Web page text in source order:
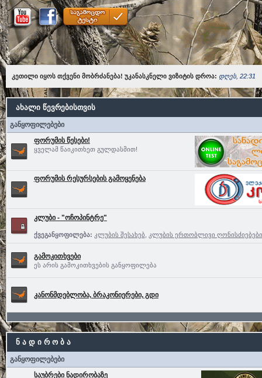
კეთილი იყოს თქვენი მობრძანება! უკანასკნელი ვიზიტის დროა: დღეს, 22:31
ახალი წევრებისთვის
განყოფილებები
ფორუმის წესები!
ყველამ წაიკითხეთ გულდასმით!
ფორუმის რესურსების გამოყენება
კლუბი - "ოჩოპინტრე"
ქვეგანყოფილება: კლუბის შესახებ კლუბის ერთობლივი ღონისძიებები
გამოკითხვები
ეს არის გამოკითხვების განყოფილება
კანონმდებლობა, ბრაკონიერები, გდი
ნ ა დ ი რ ო ბ ა
განყოფილებები
საუბრები ნადირობაზე